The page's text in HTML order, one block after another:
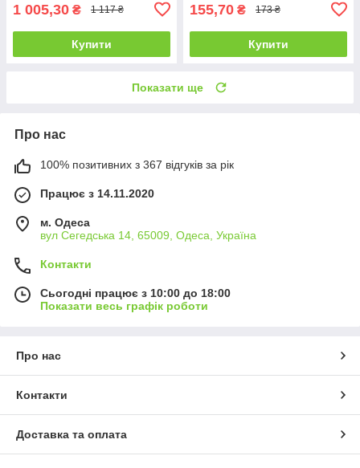
1 005,30 ₴ 1 117 ₴
Купити
155,70 ₴ 173 ₴
Купити
Показати ще
Про нас
100% позитивних з 367 відгуків за рік
Працює з 14.11.2020
м. Одеса
вул Сегедська 14, 65009, Одеса, Україна
Контакти
Сьогодні працює з 10:00 до 18:00
Показати весь графік роботи
Про нас
Контакти
Доставка та оплата